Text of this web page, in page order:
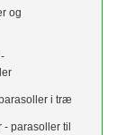
og
i træ
parasoller til